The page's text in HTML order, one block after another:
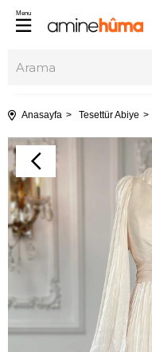
Menu
Anasayfa Tesettür Abiye